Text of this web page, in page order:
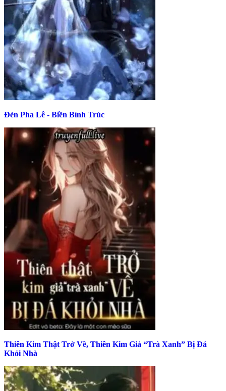
Đèn Pha Lê - Biền Bình Trúc
Thiên Kim Thật Trở Về, Thiên Kim Giả “Trà Xanh” Bị Đá
Khỏi Nhà